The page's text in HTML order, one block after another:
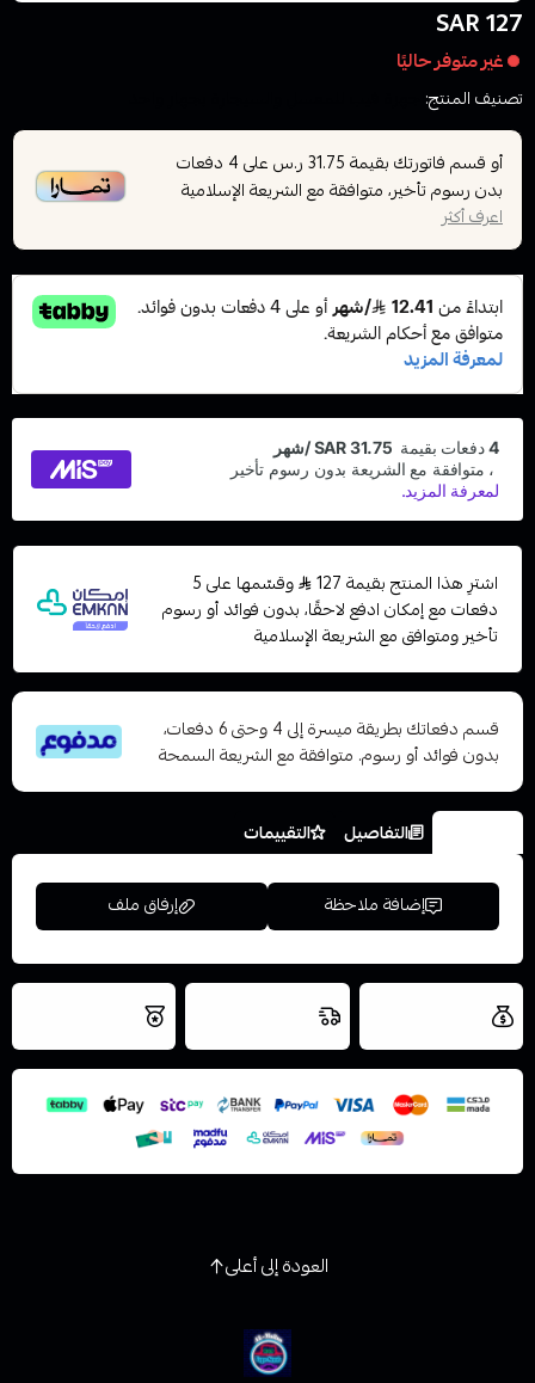
127 SAR
غير متوفر حاليًا
تصنيف المنتج:
أو قسم فاتورتك بقيمة 31.75 ر.س على4 دفعات
بدون رسوم تأخير، متوافقة مع الشريعة الإسلامية
اعرف أكثر
اشترِ هذا المنتج بقيمة 127
وقسّمها على 5
دفعات مع إمكان ادفع لاحقًا، بدون فوائد أو رسوم
تأخير ومتوافق مع الشريعة الإسلامية
قسم دفعاتك بطريقة ميسرة إلى 4 وحتى 6 دفعات،
بدون فوائد أو رسوم. متوافقة مع الشريعة السمحة
التفاصيل التقييمات
إضافة ملاحظة إرفاق ملف
اسحب و افلت الملف هنا
استعراض
نتميز بلجودة
العودة إلى أعلى